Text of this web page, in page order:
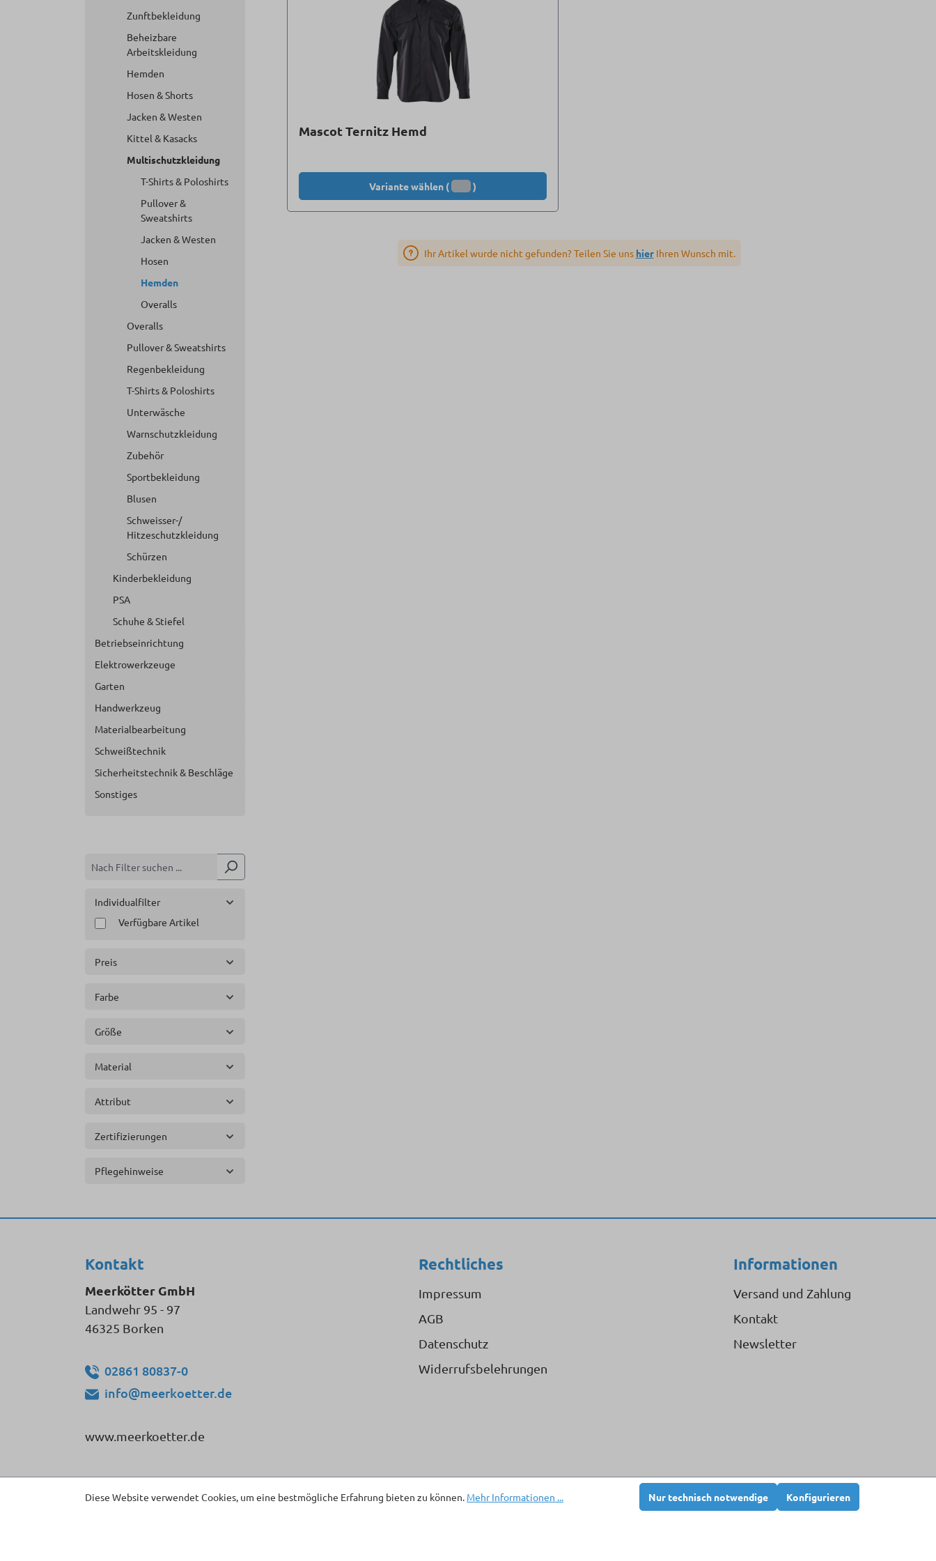
Zunftbekleidung
Beheizbare
Arbeitskleidung
Hemden
Hosen & Shorts
Jacken & Westen
Kittel & Kasacks
Multischutzkleidung
T-Shirts & Poloshirts
Pullover &
Sweatshirts
Jacken & Westen
Hosen
Hemden
Overalls
Overalls
Pullover & Sweatshirts
Regenbekleidung
T-Shirts & Poloshirts
Unterwäsche
Warnschutzkleidung
Zubehör
Sportbekleidung
Blusen
Schweisser-/
Hitzeschutzkleidung
Schürzen
Kinderbekleidung
PSA
Schuhe & Stiefel
Betriebseinrichtung
Elektrowerkzeuge
Garten
Handwerkzeug
Materialbearbeitung
Schweißtechnik
Sicherheitstechnik & Beschläge
Sonstiges
Individualfilter
Verfügbare Artikel
Preis
Farbe
Größe
Material
Attribut
Zertifizierungen
Pflegehinweise
Mascot Ternitz Hemd
Variante wählen ( )
Ihr Artikel wurde nicht gefunden? Teilen Sie uns hierIhren Wunsch mit.
Kontakt
Meerkötter GmbH
Landwehr 95 - 97
46325 Borken
02861 80837-0
info@meerkoetter.de
www.meerkoetter.de
Rechtliches
Impressum
AGB
Datenschutz
Widerrufsbelehrungen
Informationen
Versand und Zahlung
Kontakt
Newsletter
und ggf. Nachnahmegebühren, wenn nicht anders angegeben.
Diese Website verwendet Cookies, um eine bestmögliche Erfahrung bieten zu können. Mehr Informationen ... Nur technisch notwendige Konfigurieren